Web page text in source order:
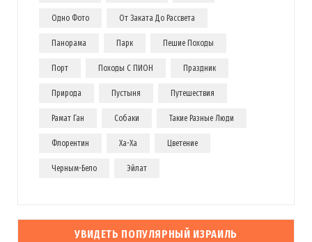
Одно Фото От Заката До Рассвета
Панорама Парк Пешие Походы
Порт Походы С ПИОН Праздник
Природа Пустыня Путешествия
Рамат Ган Собаки Такие Разные Люди
Флорентин Ха-Ха Цветение
Черным-Бело Эйлат
УВИДЕТЬ ПОПУЛЯРНЫЙ ИЗРАИЛЬ